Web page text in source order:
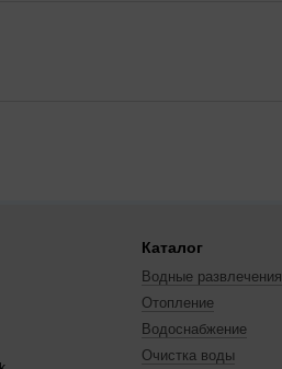
Каталог
Водные развлечения
Отопление
Водоснабжение
Очистка воды